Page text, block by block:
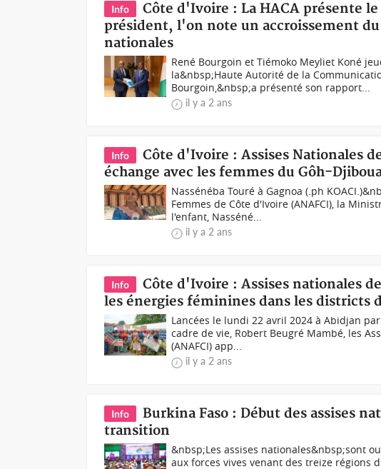
Info
Côte d'Ivoire : La HACA présente
président, l'on note un accroissement
nationales
René Bourgoin et Tiémoko Meyliet Koné
la&nbsp;Haute Autorité de la
Bourgoin,&nbsp;a présenté son rapport...
il y a 2 ans
Info
Côte d'Ivoire : Assises Nationales
échange avec les femmes du Gôh-
Nassénéba Touré à Gagnoa (.ph
Femmes de Côte d'Ivoire (ANAFCI), la
l'enfant, Nasséné...
il y a 2 ans
Info
Côte d'Ivoire : Assises nationales
les énergies féminines dans les districts
Lancées le lundi 22 avril 2024 à Abidjan
cadre de vie, Robert Beugré Mambé, les
(ANAFCI) app...
il y a 2 ans
Info
Burkina Faso : Début des assises
transition
&nbsp;Les assises nationales&nbsp;sont
aux forces vives venant des treize régions